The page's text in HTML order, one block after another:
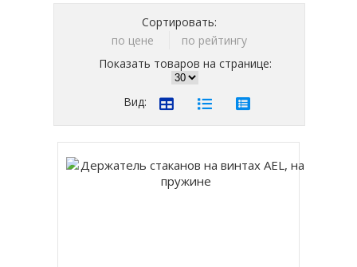
Сортировать:
по цене
по рейтингу
Показать товаров на странице:
Вид: